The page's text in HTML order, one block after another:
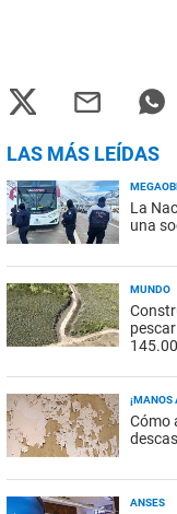
LAS MÁS LEÍDAS
La
una
MUNDO
¡MANOS
Cómo
ANSES